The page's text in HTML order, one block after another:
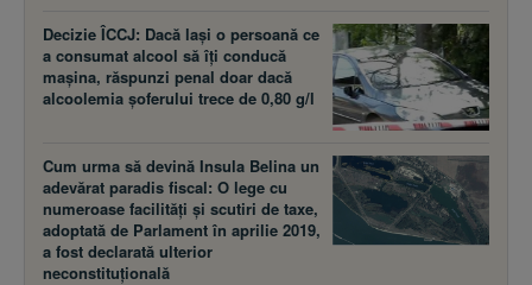
Decizie ÎCCJ: Dacă laşi o persoană ce
a consumat alcool să îţi conducă
maşina, răspunzi penal doar dacă
alcoolemia şoferului trece de 0,80 g/l
Cum urma să devină Insula Belina un
adevărat paradis fiscal: O lege cu
numeroase facilităţi şi scutiri de taxe,
adoptată de Parlament în aprilie 2019,
a fost declarată ulterior
neconstituţională